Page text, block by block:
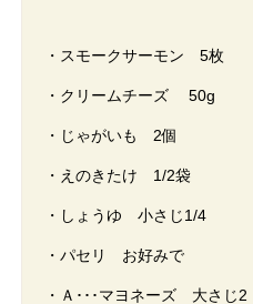
・スモークサーモン 5枚
・クリームチーズ 50g
・じゃがいも 2個
・えのきたけ 1/2袋
・しょうゆ 小さじ1/4
・パセリ お好みで
・Ａ･･･マヨネーズ 大さじ2